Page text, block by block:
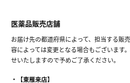
医薬品販売店舗
お届け先の都道府県によって、担当する販
容によっては変更となる場合もございます
せいたしますので予めご了承ください。
【東雁来店】